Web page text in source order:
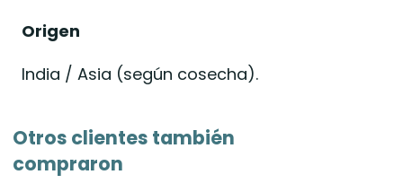
Origen
India / Asia (según cosecha).
Otros clientes también
compraron